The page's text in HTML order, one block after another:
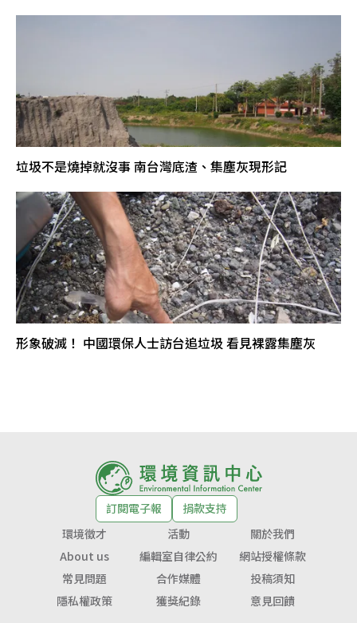
垃圾不是燒掉就沒事 南台灣底渣、集塵灰現形記
形象破滅！ 中國環保人士訪台追垃圾 看見裸露集塵灰
訂閱電子報
捐款支持
環境徵才
活動
關於我們
About us
編輯室自律公約
網站授權條款
常見問題
合作媒體
投稿須知
隱私權政策
獲獎紀錄 意見回饋